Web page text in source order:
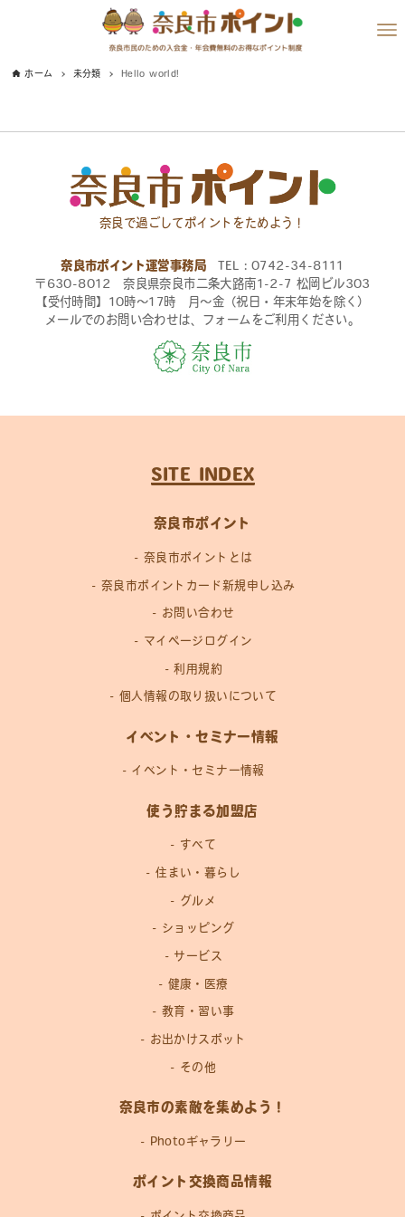
ホーム 未分類 Hello world!
奈良で過ごしてポイントをためよう！
奈良市ポイント運営事務局 TEL：0742-34-8111
〒630-8012 奈良県奈良市二条大路南1-2-7 松岡ビル303
【受付時間】10時〜17時 月〜金（祝日・年末年始を除く）
メールでのお問い合わせは、フォームをご利用ください。
SITE INDEX
奈良市ポイント
奈良市ポイントとは
奈良市ポイントカード新規申し込み
お問い合わせ
マイページログイン
利用規約
個人情報の取り扱いについて
イベント・セミナー情報
イベント・セミナー情報
使う貯まる加盟店
すべて
住まい・暮らし
グルメ
ショッピング
サービス
健康・医療
教育・習い事
お出かけスポット
その他
奈良市の素敵を集めよう！
Photoギャラリー
ポイント交換商品情報